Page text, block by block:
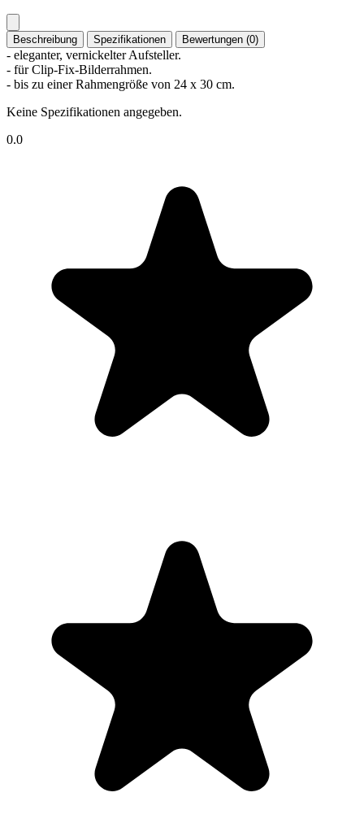
Beschreibung Spezifikationen Bewertungen (0)
- eleganter, vernickelter Aufsteller.
- für Clip-Fix-Bilderrahmen.
- bis zu einer Rahmengröße von 24 x 30 cm.
Keine Spezifikationen angegeben.
0.0